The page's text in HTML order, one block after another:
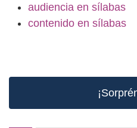
audiencia en sílabas
contenido en sílabas